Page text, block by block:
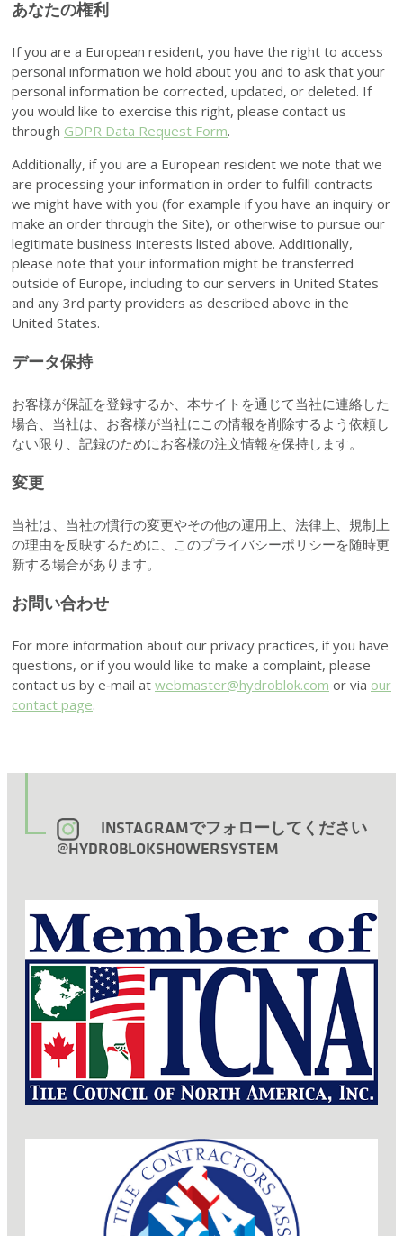
あなたの権利
If you are a European resident, you have the right to access
personal information we hold about you and to ask that your
personal information be corrected, updated, or deleted. If
you would like to exercise this right, please contact us
through GDPR Data Request Form.
Additionally, if you are a European resident we note that we
are processing your information in order to fulfill contracts
we might have with you (for example if you have an inquiry or
make an order through the Site), or otherwise to pursue our
legitimate business interests listed above. Additionally,
please note that your information might be transferred
outside of Europe, including to our servers in United States
and any 3rd party providers as described above in the
United States.
データ保持
お客様が保証を登録するか、本サイトを通じて当社に連絡した
場合、当社は、お客様が当社にこの情報を削除するよう依頼し
ない限り、記録のためにお客様の注文情報を保持します。
変更
当社は、当社の慣行の変更やその他の運用上、法律上、規制上
の理由を反映するために、このプライバシーポリシーを随時更
新する場合があります。
お問い合わせ
For more information about our privacy practices, if you have
questions, or if you would like to make a complaint, please
contact us by e‑mail at webmaster@hydroblok.com or via our
contact page.
INSTAGRAMでフォローしてください
@HYDROBLOKSHOWERSYSTEM